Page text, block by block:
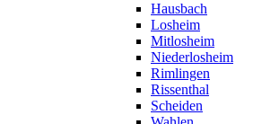
Hausbach
Losheim
Mitlosheim
Niederlosheim
Rimlingen
Rissenthal
Scheiden